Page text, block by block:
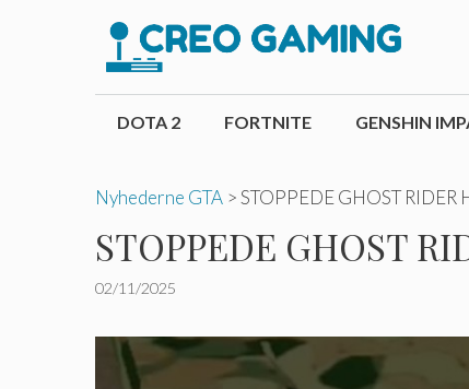
DOTA 2 FORTNITE GENSHIN
Nyhederne GTA >STOPPEDE GHOST
STOPPEDE GHOST
02/11/2025